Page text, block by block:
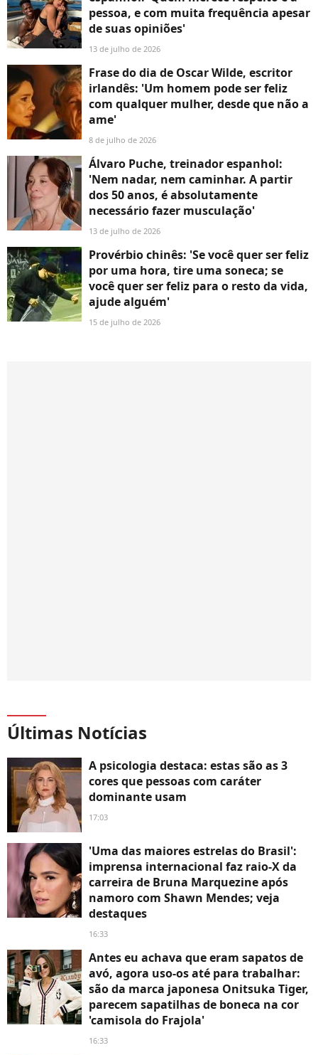
pessoa, e com muita frequência apesar
de suas opiniões'
13 de julho de 2026
Frase do dia de Oscar Wilde, escritor
irlandês: 'Um homem pode ser feliz
com qualquer mulher, desde que não a
ame'
8 de julho de 2026
Álvaro Puche, treinador espanhol:
'Nem nadar, nem caminhar. A partir
dos 50 anos, é absolutamente
necessário fazer musculação'
13 de julho de 2026
Provérbio chinês: 'Se você quer ser feliz
por uma hora, tire uma soneca; se
você quer ser feliz para o resto da vida,
ajude alguém'
15 de julho de 2026
Últimas Notícias
A psicologia destaca: estas são as 3
cores que pessoas com caráter
dominante usam
17:03
'Uma das maiores estrelas do Brasil':
imprensa internacional faz raio-X da
carreira de Bruna Marquezine após
namoro com Shawn Mendes; veja
destaques
16:33
Antes eu achava que eram sapatos de
avó, agora uso-os até para trabalhar:
são da marca japonesa Onitsuka Tiger,
parecem sapatilhas de boneca na cor
'camisola do Frajola'
16:33